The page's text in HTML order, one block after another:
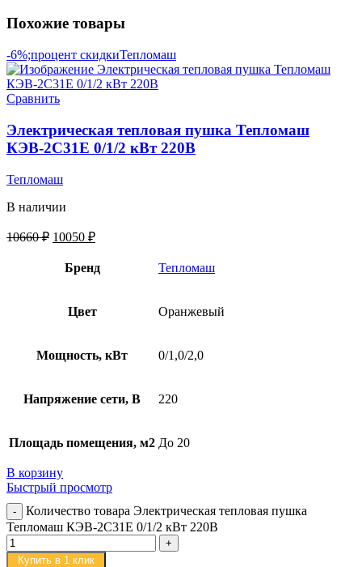
Похожие товары
-6%;процент скидкиТепломаш
Сравнить
Электрическая тепловая пушка Тепломаш
КЭВ-2С31Е 0/1/2 кВт 220В
Тепломаш
В наличии
10660₽ 10050 ₽
Бренд Тепломаш
Цвет Оранжевый
Мощность, кВт 0/1,0/2,0
Напряжение сети, В 220
Площадь помещения, м2 До 20
В корзину
Быстрый просмотр
Количество товара Электрическая тепловая пушка
Тепломаш КЭВ-2С31Е 0/1/2 кВт 220В
Купить в 1 клик